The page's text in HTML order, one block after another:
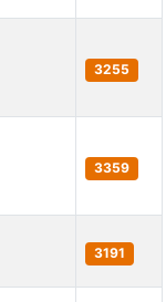
3255
3359
3191